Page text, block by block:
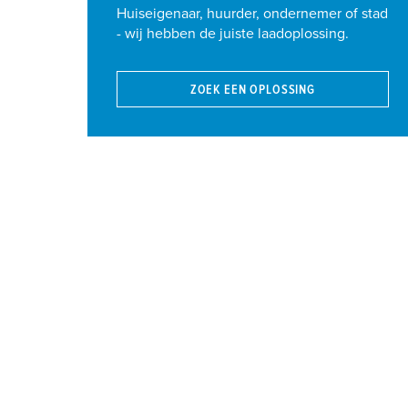
Huiseigenaar, huurder, ondernemer of stad
- wij hebben de juiste laadoplossing.
ZOEK EEN OPLOSSING